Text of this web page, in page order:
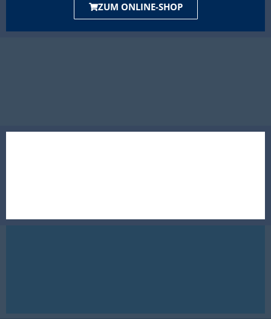
ZUM ONLINE-SHOP